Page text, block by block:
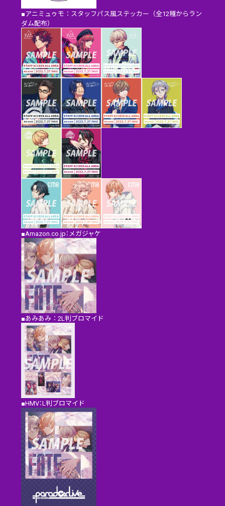
■アニミュゥモ：スタッフパス風ステッカー（全12種からラン
ダム配布）
■Amazon.co.jp：メガジャケ
■あみあみ：2L判ブロマイド
■HMV：L判ブロマイド